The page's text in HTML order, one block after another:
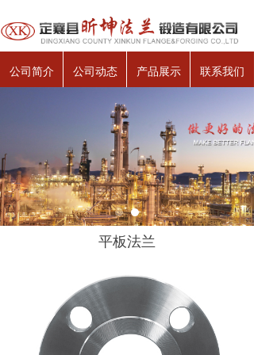
公司简介 公司动态 产品展示 联系我们
平板法兰